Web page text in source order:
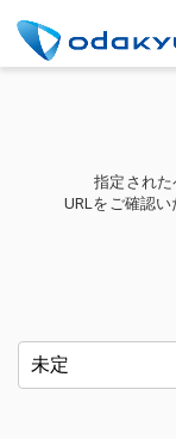
指定された
URLをご確認い